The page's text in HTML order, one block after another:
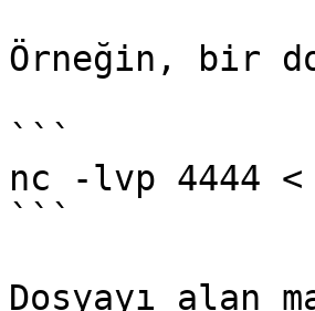
Örneğin, bir
```
nc -lvp 4444
```
Dosyayı alan